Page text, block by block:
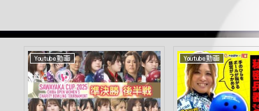
Youtube動画 Youtube動画